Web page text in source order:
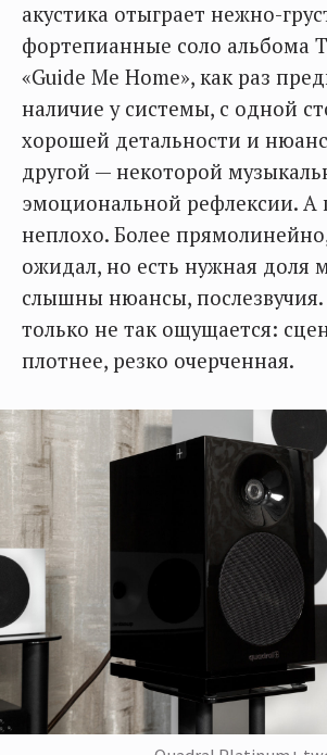
акустика отыграет нежно-
фортепианные соло альбома
«Guide Me Home», как раз
наличие у системы, с одной
хорошей детальности и
другой — некоторой
эмоциональной рефлексии. А
неплохо. Более
ожидал, но есть нужная доля
слышны нюансы, послезвучия.
только не так ощущается:
плотнее, резко очерченная.